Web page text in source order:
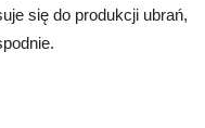
się do produkcji ubrań,